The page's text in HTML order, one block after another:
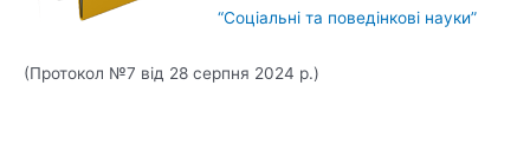
“Соціальні та поведінкові науки”
(Протокол №7 від 28 серпня 2024 р.)